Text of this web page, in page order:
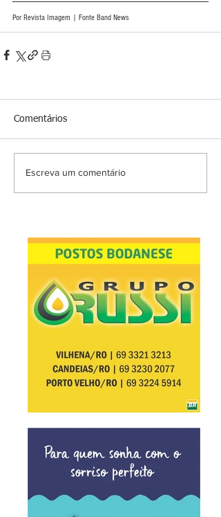
Por Revista Imagem | Fonte Band News
Comentários
Escreva um comentário